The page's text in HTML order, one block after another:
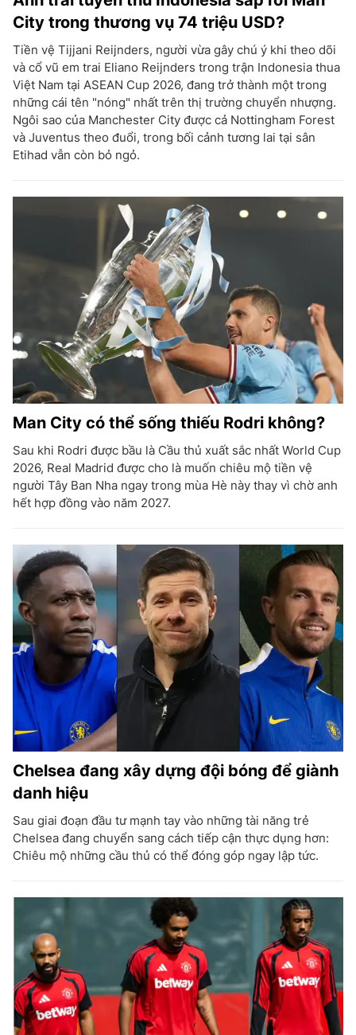
City trong thương vụ 74 triệu USD?
Tiền vệ Tijjani Reijnders, người vừa gây chú ý khi theo dõi
và cổ vũ em trai Eliano Reijnders trong trận Indonesia thua
Việt Nam tại ASEAN Cup 2026, đang trở thành một trong
những cái tên "nóng" nhất trên thị trường chuyển nhượng.
Ngôi sao của Manchester City được cả Nottingham Forest
và Juventus theo đuổi, trong bối cảnh tương lai tại sân
Etihad vẫn còn bỏ ngỏ.
Man City có thể sống thiếu Rodri không?
Sau khi Rodri được bầu là Cầu thủ xuất sắc nhất World Cup
2026, Real Madrid được cho là muốn chiêu mộ tiền vệ
người Tây Ban Nha ngay trong mùa Hè này thay vì chờ anh
hết hợp đồng vào năm 2027.
Chelsea đang xây dựng đội bóng để giành
danh hiệu
Sau giai đoạn đầu tư mạnh tay vào những tài năng trẻ
Chelsea đang chuyển sang cách tiếp cận thực dụng hơn:
Chiêu mộ những cầu thủ có thể đóng góp ngay lập tức.